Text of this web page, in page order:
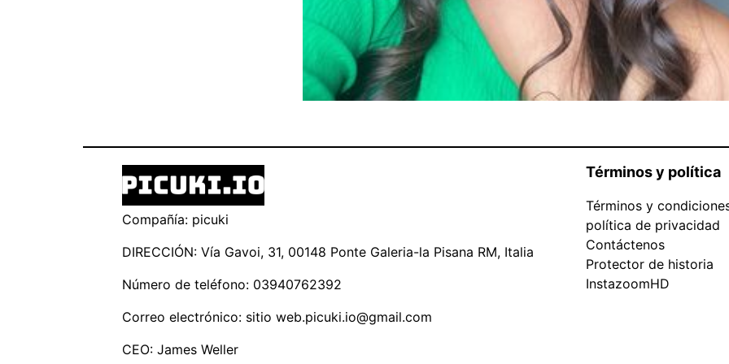
Compañía: picuki
DIRECCIÓN: Vía Gavoi, 31, 00148 Ponte Galeria-la Pisana RM, Italia
Número de teléfono: 03940762392
Correo electrónico: sitio web.picuki.io@gmail.com
CEO: James Weller
Términos y política
Términos y
política de privacidad
Contáctenos
Protector de historia
InstazoomHD